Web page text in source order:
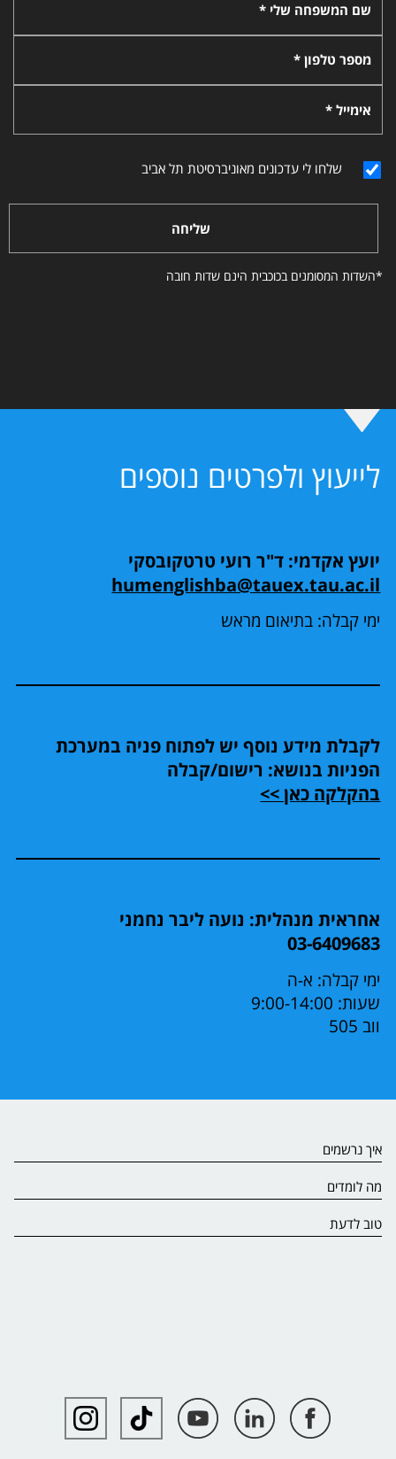
שם המשפחה שלי *
מספר טלפון *
אימייל *
שלחו לי עדכונים מאוניברסיטת תל אביב
שליחה
*השדות המסומנים בכוכבית הינם שדות חובה
לייעוץ ולפרטים נוספים
יועץ אקדמי: ד"ר רועי טרטקובסקי
humenglishba@tauex.tau.ac.il
ימי קבלה: בתיאום מראש
לקבלת מידע נוסף יש לפתוח פניה במערכת
הפניות בנושא: רישום/קבלה
בהקלקה כאן >>
אחראית מנהלית: נועה ליבר נחמני
03-6409683
ימי קבלה: א-ה
שעות: 9:00-14:00
ווב 505
איך נרשמים
מה לומדים
טוב לדעת